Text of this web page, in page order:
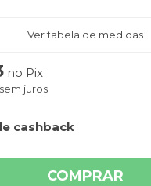
Ver tabela de medidas
no Pix
sem juros
cashback
COMPRAR